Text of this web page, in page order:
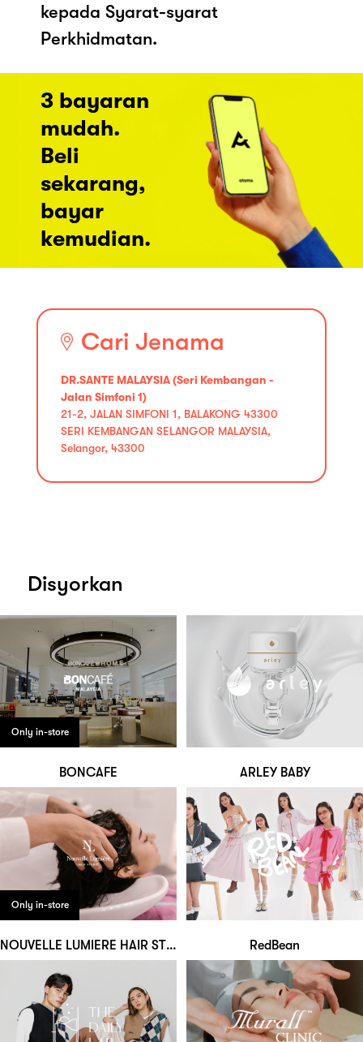
kepada Syarat-syarat
Perkhidmatan.
3 bayaran
mudah.
Beli
sekarang,
bayar
kemudian.
Cari Jenama
DR.SANTE MALAYSIA (Seri Kembangan -
Jalan Simfoni 1)
21-­2, JALAN SIMFONI 1, BALAKONG 43300
SERI KEMBANGAN SELANGOR MALAYSIA,
Selangor, 43300
Disyorkan
Only in-store
BONCAFE ARLEY BABY
Only in-store
NOUVELLE LUMIERE HAIR STUDIO RedBean